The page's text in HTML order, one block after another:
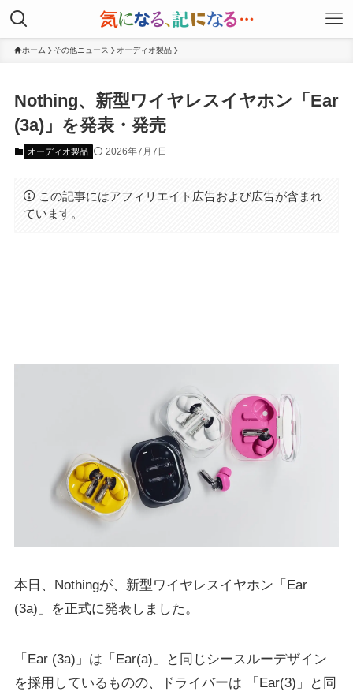
ホーム その他ニュース オーディオ製品
Nothing、新型ワイヤレスイヤホン「Ear
(3a)」を発表・発売
オーディオ製品 2026年7月7日
この記事にはアフィリエイト広告および広告が含まれ
ています。
本日、Nothingが、新型ワイヤレスイヤホン「Ear
(3a)」を正式に発表しました。
「Ear (3a)」は「Ear(a)」と同じシースルーデザイン
を採用しているものの、ドライバーは 「Ear(3)」と同